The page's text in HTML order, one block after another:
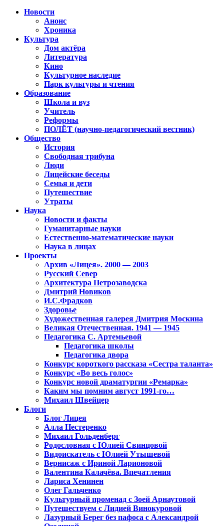
Новости
Анонс
Хроника
Культура
Дом актёра
Литература
Кино
Культурное наследие
Парк культуры и чтения
Образование
Школа и вуз
Учитель
Реформы
ПОЛЁТ (научно-педагогический вестник)
Общество
История
Свободная трибуна
Люди
Лицейские беседы
Семья и дети
Путешествие
Утраты
Наука
Новости и факты
Гуманитарные науки
Естественно-математические науки
Наука в лицах
Проекты
Архив «Лицея». 2000 — 2003
Русский Север
Архитектура Петрозаводска
Дмитрий Новиков
И.С.Фрадков
Здоровье
Художественная галерея Дмитрия Москина
Великая Отечественная. 1941 — 1945
Педагогика С. Артемьевой
Педагогика школы
Педагогика двора
Конкурс короткого рассказа «Сестра таланта»
Конкурс «Во весь голос»
Конкурс новой драматургии «Ремарка»
Каким мы помним август 1991-го…
Михаил Швейцер
Блоги
Блог Лицея
Алла Нестеренко
Михаил Гольденберг
Родословная с Юлией Свинцовой
Видоискатель с Юлией Утышевой
Вернисаж с Ириной Ларионовой
Валентина Калачёва. Впечатления
Лариса Хенинен
Олег Гальченко
Культурный променад с Зоей Арнаутовой
Путешествуем с Лидией Винокуровой
Лазурный Берег без пафоса с Александрой